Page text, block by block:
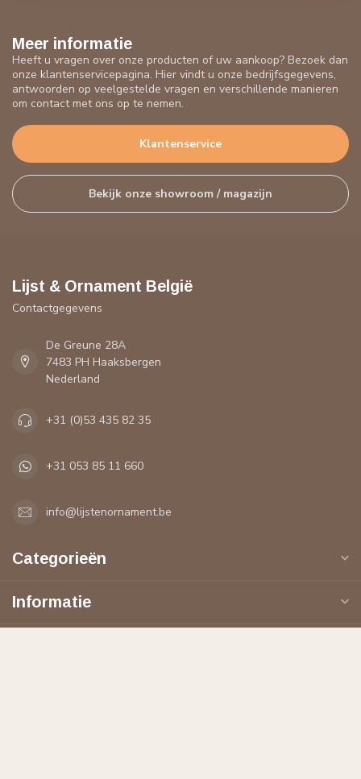
Meer informatie
Heeft u vragen over onze producten of uw aankoop? Bezoek dan
onze klantenservicepagina. Hier vindt u onze bedrijfsgegevens,
antwoorden op veelgestelde vragen en verschillende manieren
om contact met ons op te nemen.
Klantenservice
Bekijk onze showroom / magazijn
Lijst & Ornament België
Contactgegevens
De Greune 28A
7483 PH Haaksbergen
Nederland
+31 (0)53 435 82 35
+31 053 85 11 660
info@lijstenornament.be
Categorieën
Informatie